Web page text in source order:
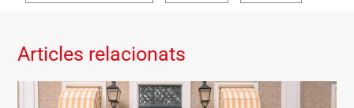
Articles relacionats